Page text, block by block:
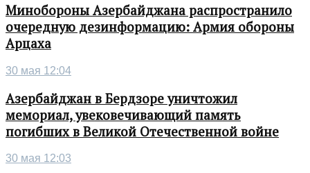
Минобороны Азербайджана распространило
очередную дезинформацию: Армия обороны
Арцаха
30 мая 12:04
Азербайджан в Бердзоре уничтожил
мемориал, увековечивающий память
погибших в Великой Отечественной войне
30 мая 12:03